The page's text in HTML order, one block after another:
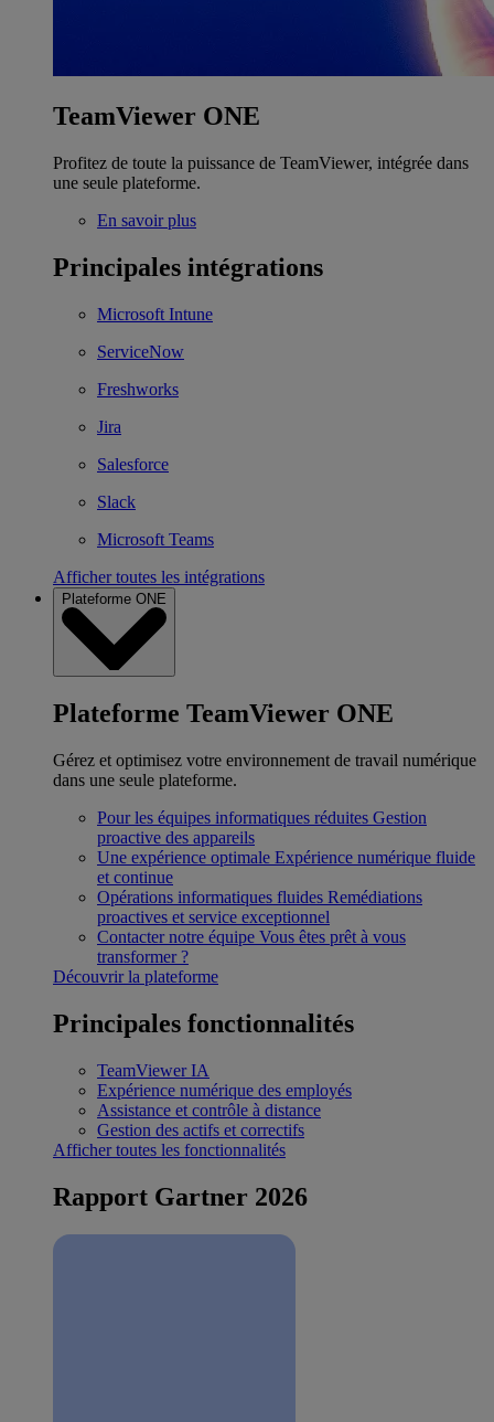
TeamViewer ONE
Profitez de toute la puissance de TeamViewer, intégrée dans
une seule plateforme.
En savoir plus
Principales intégrations
Microsoft Intune
ServiceNow
Freshworks
Jira
Salesforce
Slack
Microsoft Teams
Afficher toutes les intégrations
Plateforme ONE
Plateforme TeamViewer ONE
Gérez et optimisez votre environnement de travail numérique
dans une seule plateforme.
Pour les équipes informatiques réduites Gestion
proactive des appareils
Une expérience optimale Expérience numérique fluide
et continue
Opérations informatiques fluides Remédiations
proactives et service exceptionnel
Contacter notre équipe Vous êtes prêt à vous
transformer ?
Découvrir la plateforme
Principales fonctionnalités
TeamViewer IA
Expérience numérique des employés
Assistance et contrôle à distance
Gestion des actifs et correctifs
Afficher toutes les fonctionnalités
Rapport Gartner 2026